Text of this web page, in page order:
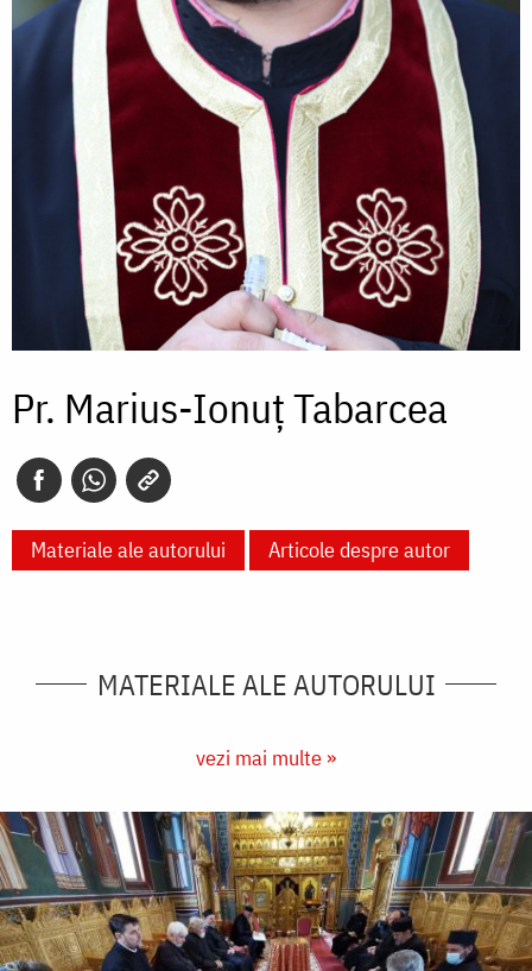
Pr. Marius-Ionuț Tabarcea
Materiale ale autorului Articole despre autor
MATERIALE ALE AUTORULUI
vezi mai multe »